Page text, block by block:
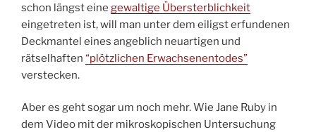
schon längst eine gewaltige Übersterblichkeit
eingetreten ist, will man unter dem eiligst erfundenen
Deckmantel eines angeblich neuartigen und
rätselhaften “plötzlichen Erwachsenentodes”
verstecken.
Aber es geht sogar um noch mehr. Wie Jane Ruby in
dem Video mit der mikroskopischen Untersuchung